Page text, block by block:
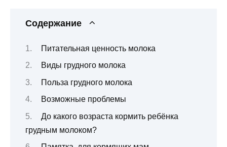
Содержание
Питательная ценность молока
Виды грудного молока
Польза грудного молока
Возможные проблемы
До какого возраста кормить ребёнка
грудным молоком?